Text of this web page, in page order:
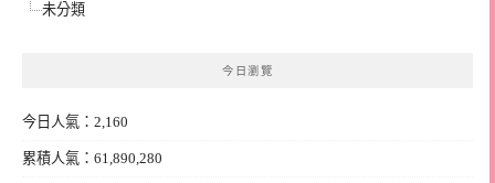
未分類
今日瀏覽
今日人氣：2,160
累積人氣：61,890,280